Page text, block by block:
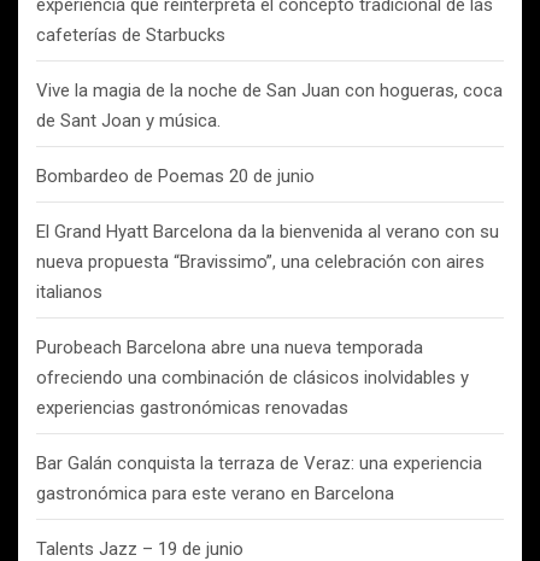
experiencia que reinterpreta el concepto tradicional de las
cafeterías de Starbucks
Vive la magia de la noche de San Juan con hogueras, coca
de Sant Joan y música.
Bombardeo de Poemas 20 de junio
El Grand Hyatt Barcelona da la bienvenida al verano con su
nueva propuesta “Bravissimo”, una celebración con aires
italianos
Purobeach Barcelona abre una nueva temporada
ofreciendo una combinación de clásicos inolvidables y
experiencias gastronómicas renovadas
Bar Galán conquista la terraza de Veraz: una experiencia
gastronómica para este verano en Barcelona
Talents Jazz – 19 de junio